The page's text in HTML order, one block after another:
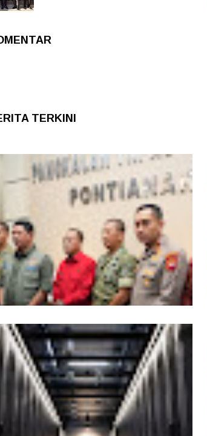
TERKINI
Total Pemprov Kalbar
Karhutla